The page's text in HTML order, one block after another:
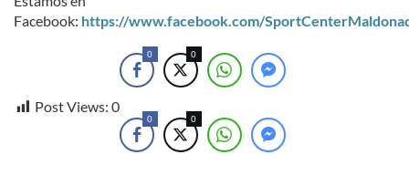
Facebook: https://www.facebook.com/
0 0
Post Views: 0
0 0